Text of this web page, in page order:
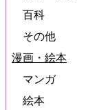
百科
その他
漫画・絵本
マンガ
絵本